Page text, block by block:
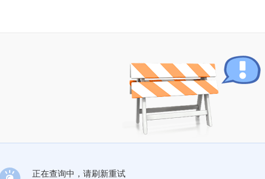
正在查询中，请刷新重试